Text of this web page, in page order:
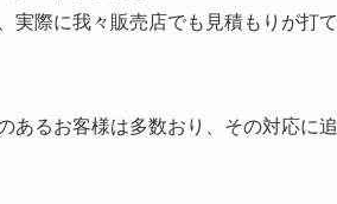
実際に我々販売店でも見積もりが打て
あるお客様は多数おり、その対応に追